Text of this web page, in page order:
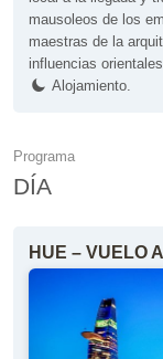
mausoleos de los
maestras de la
influencias
Alojamiento.
Programa
DÍA
HUE – VUELO